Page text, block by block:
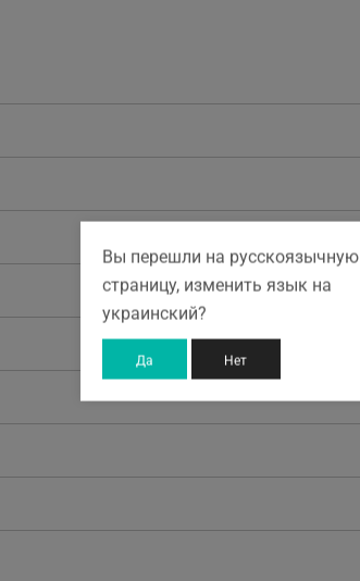
Вы перешли на русскоязычную
страницу, изменить язык на
украинский?
Да Нет